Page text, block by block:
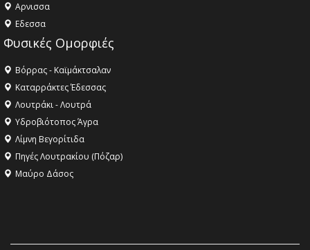
Aρνισσα
Eδεσσα
Φυσικές Ομορφιές
Βόρρας - Καϊμάκτσαλαν
Καταρράκτες Έδεσσας
Λουτράκι - Λουτρά
Υδροβιότοπος Άγρα
Λίμνη Βεγορίτιδα
Πηγές Λουτρακίου (Πόζαρ)
Μαύρο Δάσος